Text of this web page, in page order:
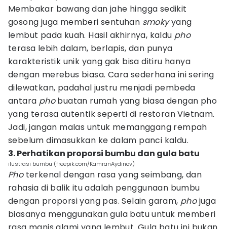
Membakar bawang dan jahe hingga sedikit
gosong juga memberi sentuhan smokyyang
lembut pada kuah. Hasil akhirnya, kaldu pho
terasa lebih dalam, berlapis, dan punya
karakteristik unik yang gak bisa ditiru hanya
dengan merebus biasa. Cara sederhana ini sering
dilewatkan, padahal justru menjadi pembeda
antara phobuatan rumah yang biasa dengan pho
yang terasa autentik seperti di restoran Vietnam.
Jadi, jangan malas untuk memanggang rempah
sebelum dimasukkan ke dalam panci kaldu.
3. Perhatikan proporsi bumbu dan gula batu
ilustrasi bumbu (freepik.com/KamranAydinov)
Pho terkenal dengan rasa yang seimbang, dan
rahasia di balik itu adalah penggunaan bumbu
dengan proporsi yang pas. Selain garam, phojuga
biasanya menggunakan gula batu untuk memberi